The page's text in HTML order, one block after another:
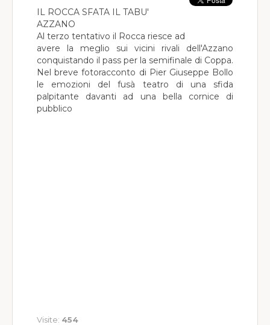
Eventi
Calendari
Società Sportive
World Wide
IL ROCCA SFATA IL TABU'
AZZANO
Al terzo tentativo il Rocca riesce ad
avere la meglio sui vicini rivali dell'Azzano
conquistando il pass per la semifinale di Coppa.
Nel breve fotoracconto di Pier Giuseppe Bollo
le emozioni del fusà teatro di una sfida
palpitante davanti ad una bella cornice di
pubblico
Visite: 454